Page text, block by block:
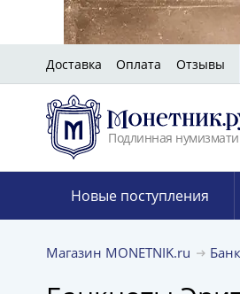
Доставка Оплата Отзывы
Подлинная
Новые поступления
Магазин MONETNIK.ru